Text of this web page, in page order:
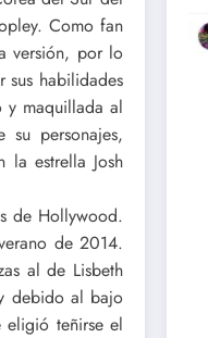
Como fan
versión, por lo
sus habilidades
y maquillada al
personajes,
la estrella Josh
de Hollywood.
de 2014.
al de Lisbeth
debido al bajo
teñirse el